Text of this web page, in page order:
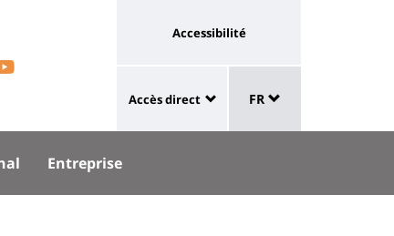
Youtube
Université
lien
vers
page
accessibilité
Accessibilité
University
:
links
Accès direct de
langue
FR
Entreprise